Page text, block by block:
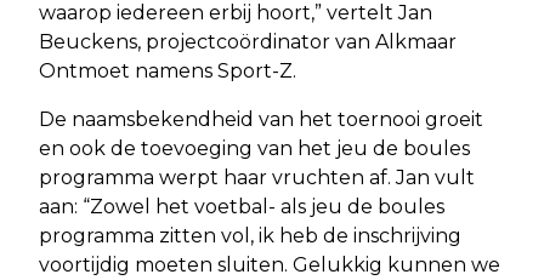
waarop iedereen erbij hoort,” vertelt Jan
Beuckens, projectcoördinator van Alkmaar
Ontmoet namens Sport-Z.
De naamsbekendheid van het toernooi groeit
en ook de toevoeging van het jeu de boules
programma werpt haar vruchten af. Jan vult
aan: “Zowel het voetbal- als jeu de boules
programma zitten vol, ik heb de inschrijving
voortijdig moeten sluiten. Gelukkig kunnen we